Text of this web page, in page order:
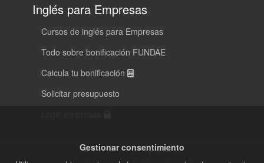
Inglés para Empresas
Cursos de inglés para Empresas
Todo sobre bonificación FUNDAE
Calcula tu bonificación
Solicitar presupuesto
Gestionar consentimiento